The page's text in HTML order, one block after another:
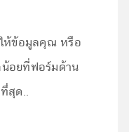
ให้ข้อมูลคุณ หรือ
น้อยที่ฟอร์มด้าน
สุด..